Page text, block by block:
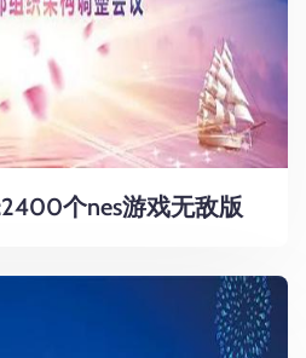
个nes游戏无敌版